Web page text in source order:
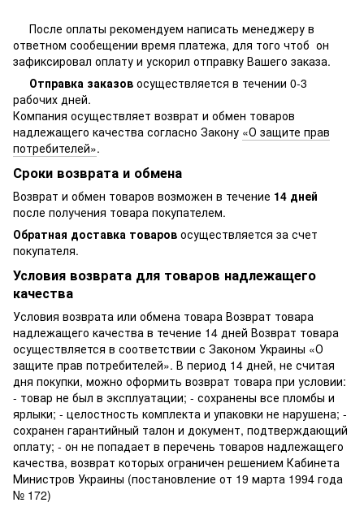
После оплаты рекомендуем написать менеджеру в
ответном сообещении время платежа, для того чтоб он
зафиксировал оплату и ускорил отправку Вашего заказа.
Отправка заказов осуществляется в течении 0-3
рабочих дней.
Компания осуществляет возврат и обмен товаров
надлежащего качества согласно Закону «О защите прав
потребителей».
Сроки возврата и обмена
Возврат и обмен товаров возможен в течение 14 дней
после получения товара покупателем.
Обратная доставка товаров осуществляется за счет
покупателя.
Условия возврата для товаров надлежащего
качества
Условия возврата или обмена товара Возврат товара
надлежащего качества в течение 14 дней Возврат товара
осуществляется в соответствии с Законом Украины «О
защите прав потребителей». В период 14 дней, не считая
дня покупки, можно оформить возврат товара при условии:
- товар не был в эксплуатации; - сохранены все пломбы и
ярлыки; - целостность комплекта и упаковки не нарушена; -
сохранен гарантийный талон и документ, подтверждающий
оплату; - он не попадает в перечень товаров надлежащего
качества, возврат которых ограничен решением Кабинета
Министров Украины (постановление от 19 марта 1994 года
№ 172)